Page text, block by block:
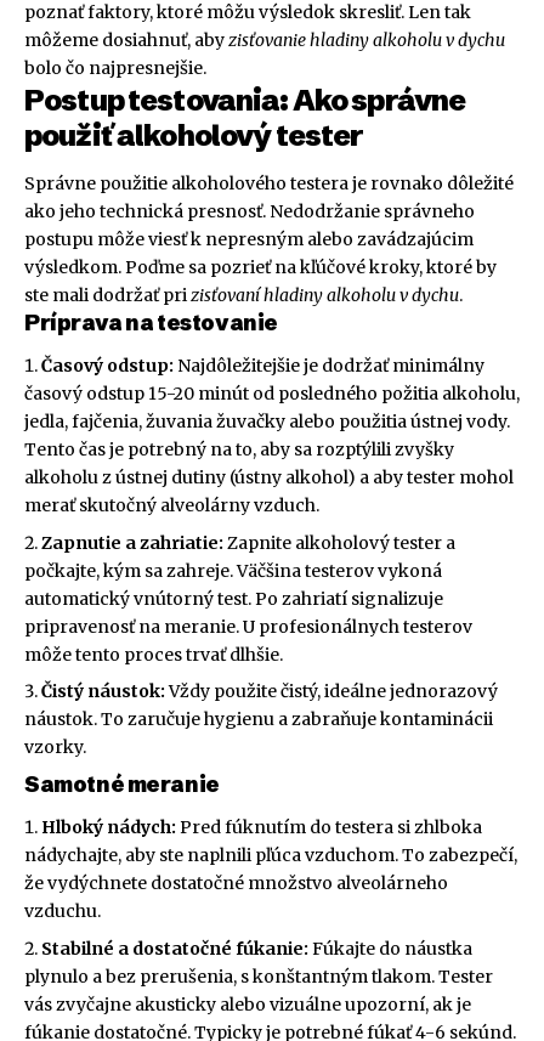
poznať faktory, ktoré môžu výsledok skresliť. Len tak
môžeme dosiahnuť, abyzisťovanie hladiny alkoholu v dychu
bolo čo najpresnejšie.
Postup testovania: Ako správne
použiť alkoholový tester
Správne použitie alkoholového testera je rovnako dôležité
ako jeho technická presnosť. Nedodržanie správneho
postupu môže viesť k nepresným alebo zavádzajúcim
výsledkom. Poďme sa pozrieť na kľúčové kroky, ktoré by
ste mali dodržať prizisťovaní hladiny alkoholu v dychu.
Príprava na testovanie
Časový odstup: Najdôležitejšie je dodržať minimálny
časový odstup 15-20 minút od posledného požitia alkoholu,
jedla, fajčenia, žuvania žuvačky alebo použitia ústnej vody.
Tento čas je potrebný na to, aby sa rozptýlili zvyšky
alkoholu z ústnej dutiny (ústny alkohol) a aby tester mohol
merať skutočný alveolárny vzduch.
Zapnutie a zahriatie: Zapnite alkoholový tester a
počkajte, kým sa zahreje. Väčšina testerov vykoná
automatický vnútorný test. Po zahriatí signalizuje
pripravenosť na meranie. U profesionálnych testerov
môže tento proces trvať dlhšie.
Čistý náustok:Vždy použite čistý, ideálne jednorazový
náustok. To zaručuje hygienu a zabraňuje kontaminácii
vzorky.
Samotné meranie
Hlboký nádych: Pred fúknutím do testera si zhlboka
nádychajte, aby ste naplnili pľúca vzduchom. To zabezpečí,
že vydýchnete dostatočné množstvo alveolárneho
vzduchu.
Stabilné a dostatočné fúkanie: Fúkajte do náustka
plynulo a bez prerušenia, s konštantným tlakom. Tester
vás zvyčajne akusticky alebo vizuálne upozorní, ak je
fúkanie dostatočné. Typicky je potrebné fúkať 4-6 sekúnd.